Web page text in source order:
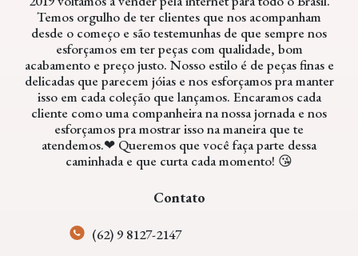
Temos orgulho de ter clientes que nos acompanham
desde o começo e são testemunhas de que sempre nos
esforçamos em ter peças com qualidade, bom
acabamento e preço justo. Nosso estilo é de peças finas e
delicadas que parecem jóias e nos esforçamos pra manter
isso em cada coleção que lançamos. Encaramos cada
cliente como uma companheira na nossa jornada e nos
esforçamos pra mostrar isso na maneira que te
atendemos.❤ Queremos que você faça parte dessa
caminhada e que curta cada momento! 😘
Contato
(62) 9 8127-2147